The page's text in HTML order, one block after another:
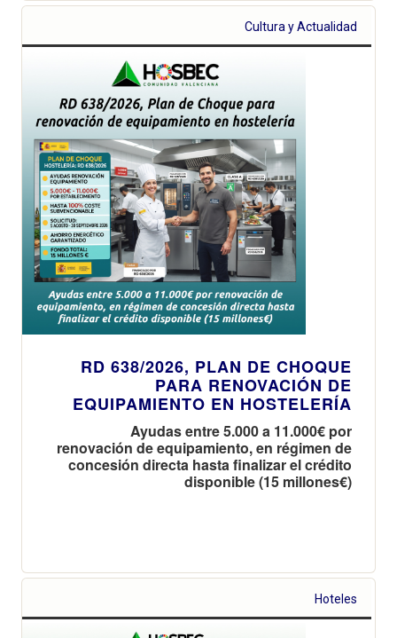
Cultura y Actualidad
RD 638/2026, PLAN DE CHOQUE
PARA RENOVACIÓN DE
EQUIPAMIENTO EN HOSTELERÍA
Ayudas entre 5.000 a 11.000€ por
renovación de equipamiento, en régimen de
concesión directa hasta finalizar el crédito
disponible (15 millones€)
Hoteles